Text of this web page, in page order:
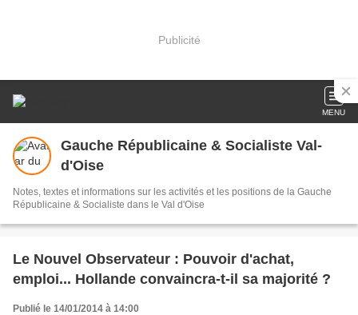
Publicité
MENU
Gauche Républicaine & Socialiste Val-
d'Oise
Notes, textes et informations sur les activités et les positions de la Gauche
Républicaine & Socialiste dans le Val d'Oise
Le Nouvel Observateur : Pouvoir d'achat,
emploi... Hollande convaincra-t-il sa majorité ?
Publié le 14/01/2014 à 14:00